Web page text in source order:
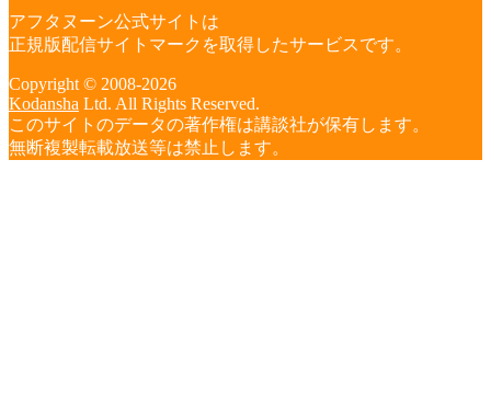
アフタヌーン公式サイトは
正規版配信サイトマークを取得したサービスです。
Copyright © 2008-2026
Kodansha Ltd. All Rights Reserved.
このサイトのデータの著作権は講談社が保有します。
無断複製転載放送等は禁止します。